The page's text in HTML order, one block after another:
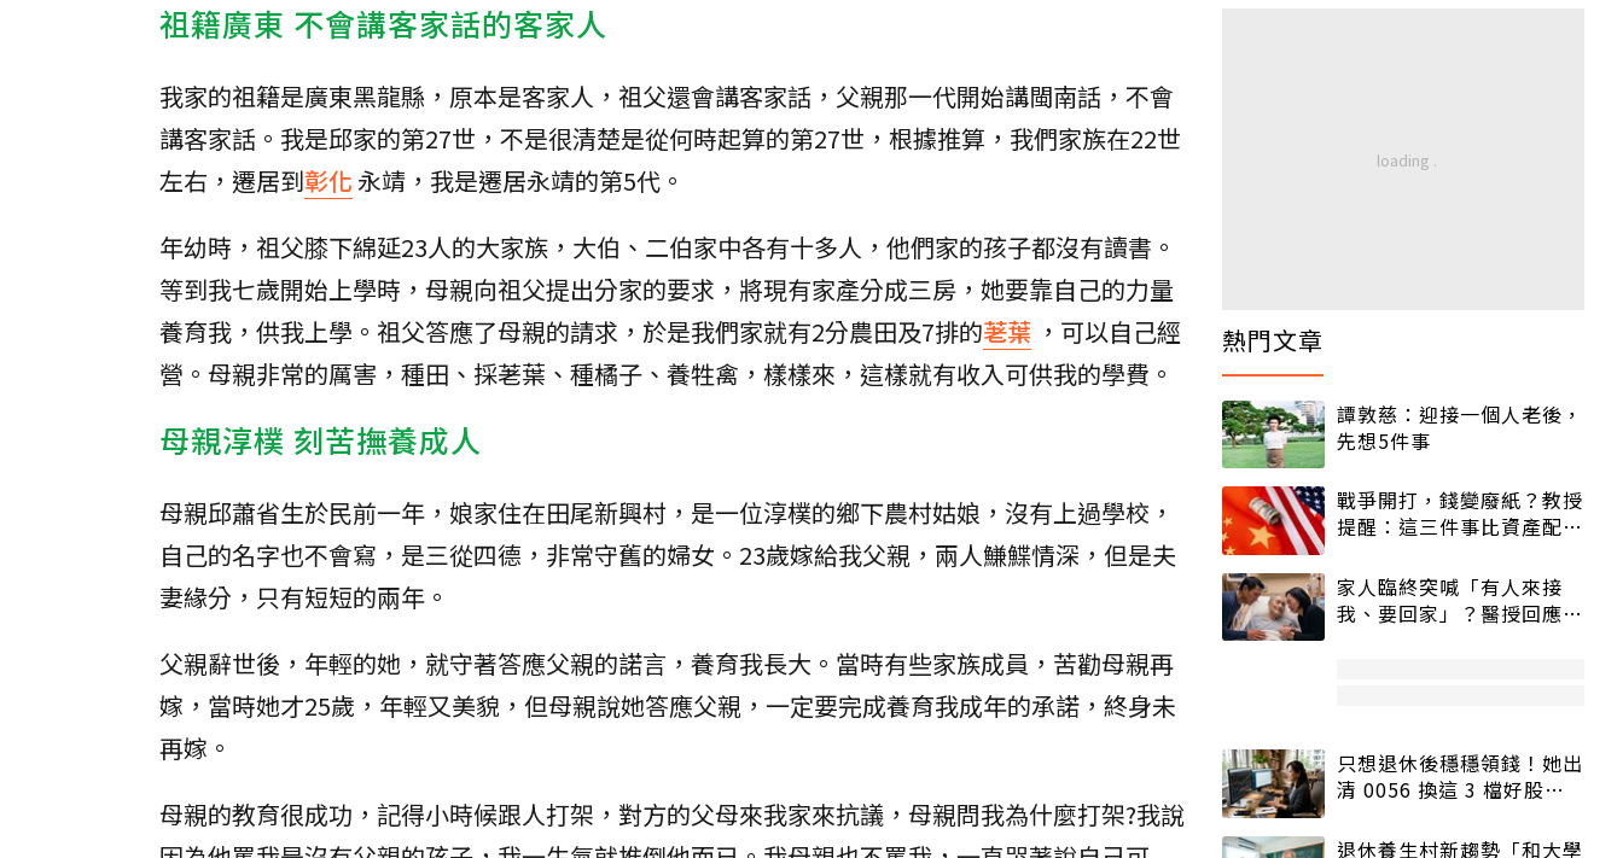
祖籍廣東 不會講客家話的客家人
我家的祖籍是廣東黑龍縣，原本是客家人，祖父還會講客家話，父親那一代開始講閩南話，不會
講客家話。我是邱家的第27世，不是很清楚是從何時起算的第27世，根據推算，我們家族在22世
左右，遷居到彰化 永靖，我是遷居永靖的第5代。
年幼時，祖父膝下綿延23人的大家族，大伯、二伯家中各有十多人，他們家的孩子都沒有讀書。
等到我七歲開始上學時，母親向祖父提出分家的要求，將現有家產分成三房，她要靠自己的力量
養育我，供我上學。祖父答應了母親的請求，於是我們家就有2分農田及7排的荖葉 ，可以自己經
營。母親非常的厲害，種田、採荖葉、種橘子、養牲禽，樣樣來，這樣就有收入可供我的學費。
母親淳樸 刻苦撫養成人
母親邱蕭省生於民前一年，娘家住在田尾新興村，是一位淳樸的鄉下農村姑娘，沒有上過學校，
自己的名字也不會寫，是三從四德，非常守舊的婦女。23歲嫁給我父親，兩人鰜鰈情深，但是夫
妻緣分，只有短短的兩年。
父親辭世後，年輕的她，就守著答應父親的諾言，養育我長大。當時有些家族成員，苦勸母親再
嫁，當時她才25歲，年輕又美貌，但母親說她答應父親，一定要完成養育我成年的承諾，終身未
再嫁。
母親的教育很成功，記得小時候跟人打架，對方的父母來我家來抗議，母親問我為什麼打架?我說
熱門文章
譚敦慈：迎接一個人老後，
先想5件事
戰爭開打，錢變廢紙？教授
提醒：這三件事比資產配置
家人臨終突喊「有人來接
我、要回家」？醫授回應方
只想退休後穩穩領錢！她出
清 0056 換這 3 檔好股：
退休養生村新趨勢「和大學